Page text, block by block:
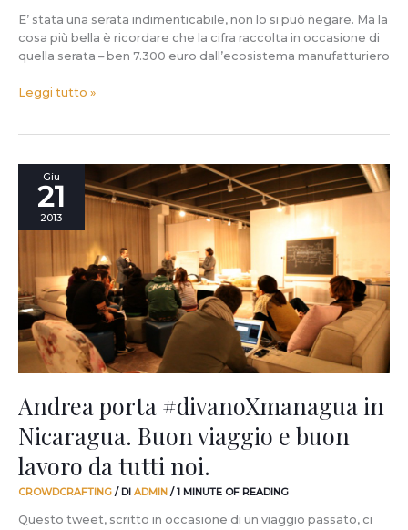
E’ stata una serata indimenticabile, non lo si può negare. Ma la
cosa più bella è ricordare che la cifra raccolta in occasione di
quella serata – ben 7.300 euro dall’ecosistema manufatturiero
Leggi tutto »
Giu
21
2013
Andrea porta #divanoXmanagua in
Nicaragua. Buon viaggio e buon
lavoro da tutti noi.
CROWDCRAFTING / DI ADMIN /1 MINUTE OF READING
Questo tweet, scritto in occasione di un viaggio passato, ci
Andrea
porta
#divanoXmanagua
viaggio
e
buon
lavoro
tutti